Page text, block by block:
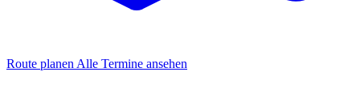
Route planen Alle Termine ansehen